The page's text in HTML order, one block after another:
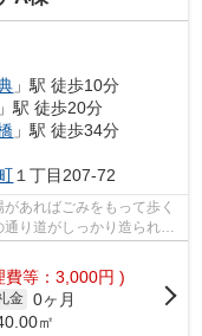
」駅 徒歩10分
」駅 徒歩20分
」駅 徒歩34分
１丁目207-72
あればごみをもって歩く
り道がしっかり造られて
費等：3,000円 )
金 0ヶ月
㎡